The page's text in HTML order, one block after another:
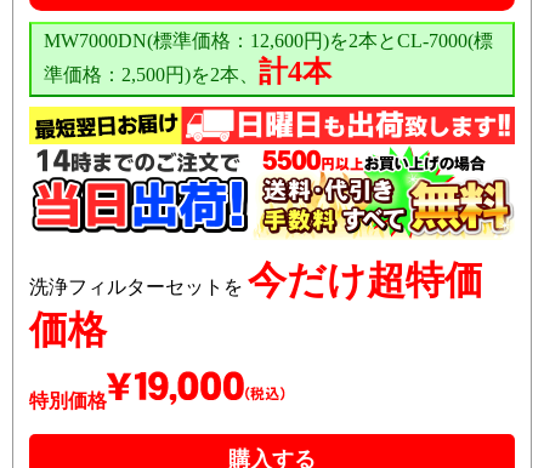
MW7000DN(標準価格：12,600円)を2本とCL-7000(標
準価格：2,500円)を2本、 計4本
洗浄フィルターセットを 今だけ超特価
価格
特別価格